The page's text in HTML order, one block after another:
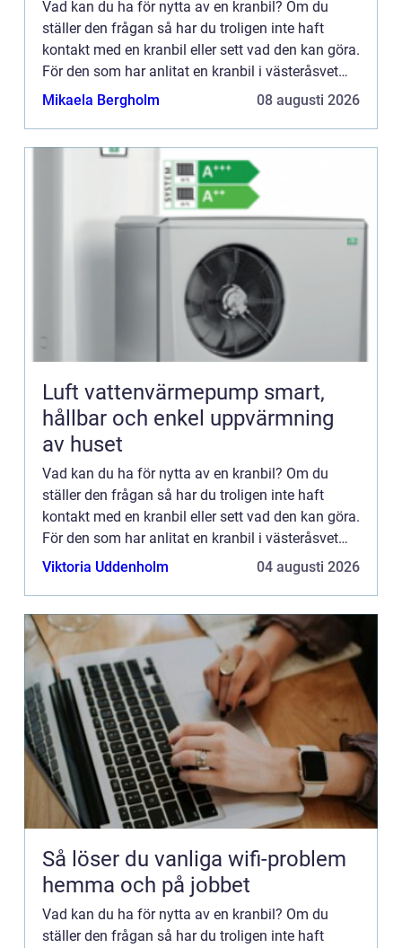
Vad kan du ha för nytta av en kranbil? Om du
ställer den frågan så har du troligen inte haft
kontakt med en kranbil eller sett vad den kan göra.
För den som har anlitat en kranbil i västeråsvet
precis vad för nytta den kan ge, och är troligen
Mikaela Bergholm 08 augusti 2026
Luft vattenvärmepump smart,
hållbar och enkel uppvärmning
av huset
Vad kan du ha för nytta av en kranbil? Om du
ställer den frågan så har du troligen inte haft
kontakt med en kranbil eller sett vad den kan göra.
För den som har anlitat en kranbil i västeråsvet
precis vad för nytta den kan ge, och är troligen
Viktoria Uddenholm 04 augusti 2026
Så löser du vanliga wifi-problem
hemma och på jobbet
Vad kan du ha för nytta av en kranbil? Om du
ställer den frågan så har du troligen inte haft